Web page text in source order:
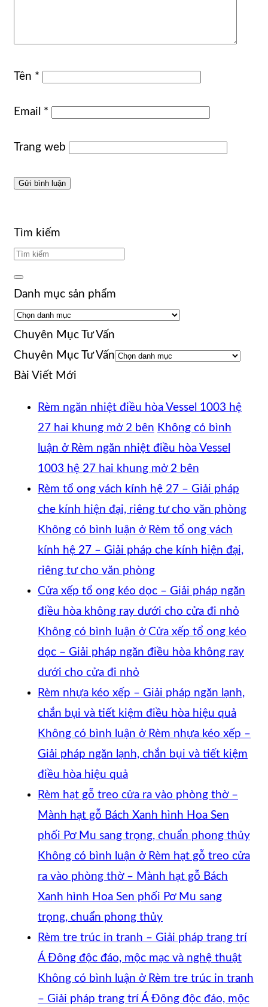
Tên *
Email *
Trang web
Tìm kiếm
Danh mục sản phẩm
Chuyên Mục Tư Vấn
Chuyên Mục Tư Vấn
Bài Viết Mới
Rèm ngăn nhiệt điều hòa Vessel 1003 hệ
27 hai khung mở 2 bên Không có bình
luận ở Rèm ngăn nhiệt điều hòa Vessel
1003 hệ 27 hai khung mở 2 bên
Rèm tổ ong vách kính hệ 27 – Giải pháp
che kính hiện đại, riêng tư cho văn phòng
Không có bình luận ở Rèm tổ ong vách
kính hệ 27 – Giải pháp che kính hiện đại,
riêng tư cho văn phòng
Cửa xếp tổ ong kéo dọc – Giải pháp ngăn
điều hòa không ray dưới cho cửa đi nhỏ
Không có bình luận ở Cửa xếp tổ ong kéo
dọc – Giải pháp ngăn điều hòa không ray
dưới cho cửa đi nhỏ
Rèm nhựa kéo xếp – Giải pháp ngăn lạnh,
chắn bụi và tiết kiệm điều hòa hiệu quả
Không có bình luận ở Rèm nhựa kéo xếp –
Giải pháp ngăn lạnh, chắn bụi và tiết kiệm
điều hòa hiệu quả
Rèm hạt gỗ treo cửa ra vào phòng thờ –
Mành hạt gỗ Bách Xanh hình Hoa Sen
phối Pơ Mu sang trọng, chuẩn phong thủy
Không có bình luận ở Rèm hạt gỗ treo cửa
ra vào phòng thờ – Mành hạt gỗ Bách
Xanh hình Hoa Sen phối Pơ Mu sang
trọng, chuẩn phong thủy
Rèm tre trúc in tranh – Giải pháp trang trí
Á Đông độc đáo, mộc mạc và nghệ thuật
Không có bình luận ở Rèm tre trúc in tranh
– Giải pháp trang trí Á Đông độc đáo, mộc